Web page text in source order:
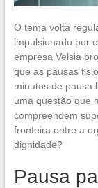
O tema volta
impulsionado por
empresa Velsia
que as pausas
minutos de pausa
uma questão que
compreendem
fronteira entre a
dignidade?
Pausa